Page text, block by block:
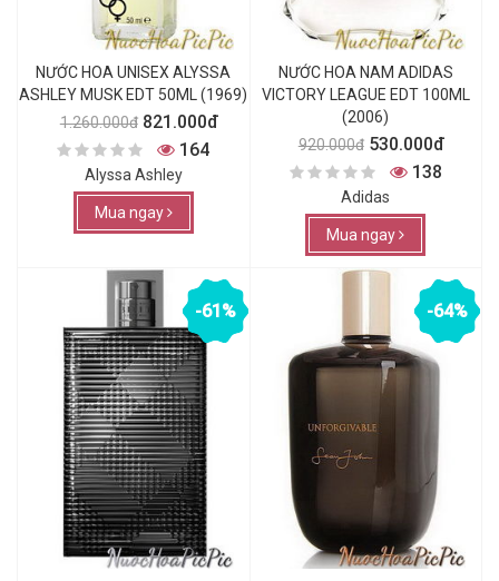
NƯỚC HOA UNISEX ALYSSA
ASHLEY MUSK EDT 50ML (1969)
1.260.000đ 821.000đ
164
Alyssa Ashley
Mua ngay
NƯỚC HOA NAM ADIDAS
VICTORY LEAGUE EDT 100ML
(2006)
920.000đ 530.000đ
138
Adidas
Mua ngay
-61% -64%